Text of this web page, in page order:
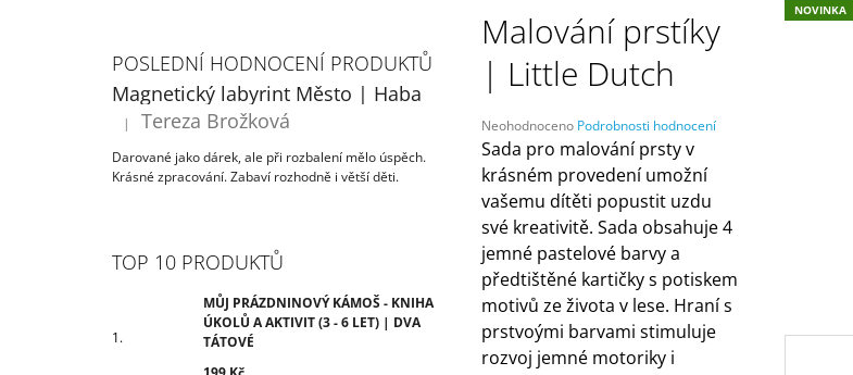
POSLEDNÍ HODNOCENÍ PRODUKTŮ
Magnetický labyrint Město | Haba
Hodnocení produktu je 5 z 5 hvězdiček.
| Tereza Brožková
Darované jako dárek, ale při rozbalení mělo úspěch.
Krásné zpracování. Zabaví rozhodně i větší děti.
TOP 10 PRODUKTŮ
MŮJ PRÁZDNINOVÝ KÁMOŠ - KNIHA
ÚKOLŮ A AKTIVIT (3 - 6 LET) | DVA
TÁTOVÉ
Malování prstíky
| Little Dutch
Průměrné
hodnocení
produktu
je
0,0
z
5
hvězdiček.
Neohodnoceno Podrobnosti hodnocení
NOVINKA
Sada pro malování prsty v
krásném provedení umožní
vašemu dítěti popustit uzdu
své kreativitě. Sada obsahuje 4
jemné pastelové barvy a
předtištěné kartičky s potiskem
motivů ze života v lese. Hraní s
prstvoými barvami stimuluje
rozvoj jemné motoriky i
MŮJ PRÁZDNINOVÝ KÁMOŠ - KNIHA
ÚKOLŮ A AKTIVIT (3 - 6 LET) | DVA
TÁTOVÉ
199 Kč
ČELOVKA - ČESKÁ HÁDACÍ HRA SE 4
ČELENKAMI A KARTAMI | DVA TÁTOVÉ